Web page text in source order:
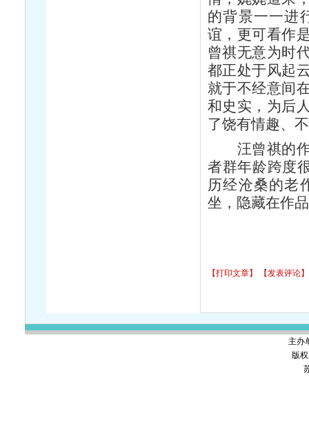
的背景一一进
谊，更可看作
曾祺无意为时
都正处于风起
就于不经意间
和史实，为后
了饶有情趣、
汪曾祺的作
者群年龄跨度
历经沧桑的老
坐，隐藏在作
【打印文章】 【发表评论】
主办
版